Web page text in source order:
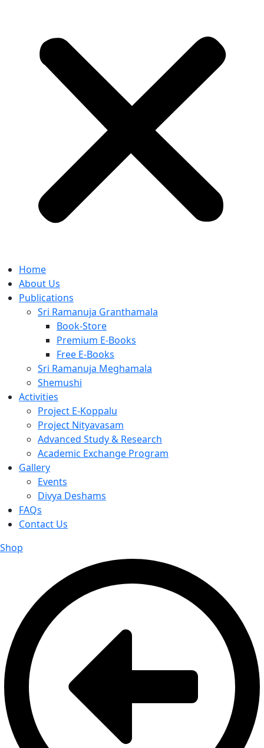
Home
About Us
Publications
Sri Ramanuja Granthamala
Book-Store
Premium E-Books
Free E-Books
Sri Ramanuja Meghamala
Shemushi
Activities
Project E-Koppalu
Project Nityavasam
Advanced Study & Research
Academic Exchange Program
Gallery
Events
Divya Deshams
FAQs
Contact Us
Shop